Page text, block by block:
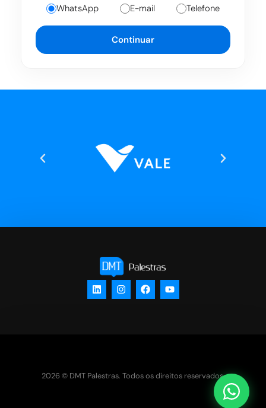
WhatsApp E-mail Telefone
Continuar
2026 © DMT Palestras. Todos os direitos reservados.